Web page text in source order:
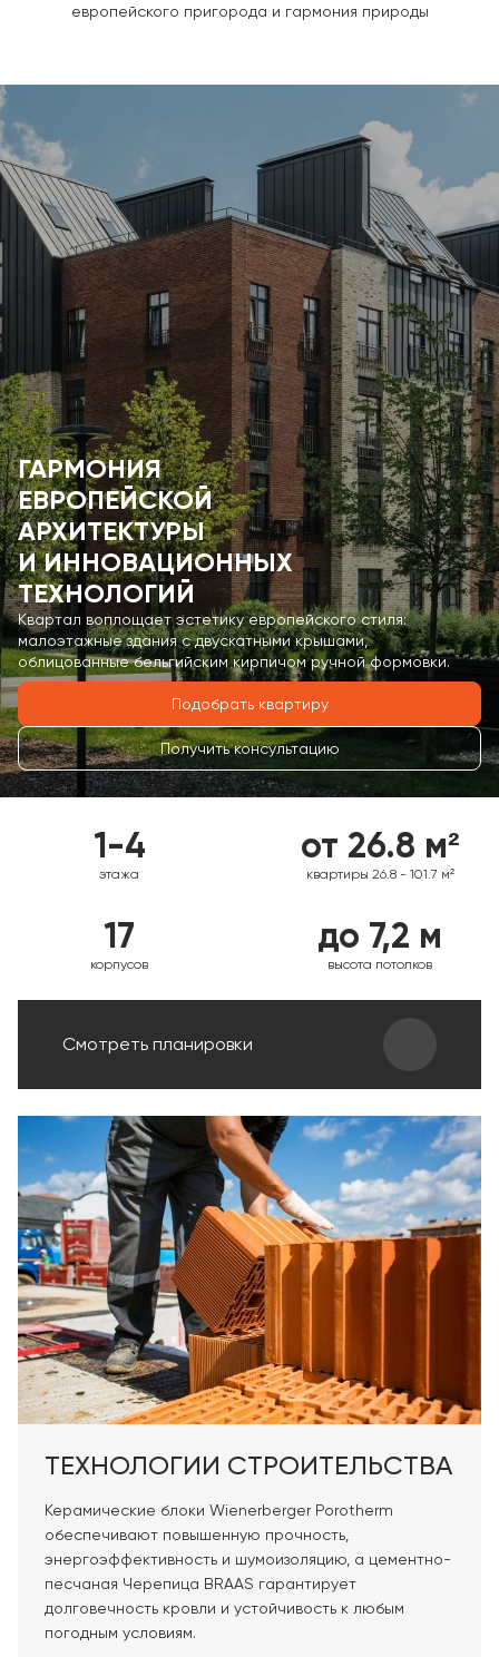
европейского пригорода и гармония природы
ГАРМОНИЯ
ЕВРОПЕЙСКОЙ
АРХИТЕКТУРЫ
И ИННОВАЦИОННЫХ
ТЕХНОЛОГИЙ
Квартал воплощает эстетику европейского стиля:
малоэтажные здания с двускатными крышами,
облицованные бельгийским кирпичом ручной формовки.
Подобрать квартиру
Получить консультацию
1-4
этажа
от 26.8 м²
квартиры 26.8 - 101.7 м²
17
корпусов
до 7,2 м
высота потолков
Смотреть планировки
ТЕХНОЛОГИИ СТРОИТЕЛЬСТВА
Керамические блоки Wienerberger Porotherm
обеспечивают повышенную прочность,
энергоэффективность и шумоизоляцию, а цементно-
песчаная Черепица BRAAS гарантирует
долговечность кровли и устойчивость к любым
погодным условиям.